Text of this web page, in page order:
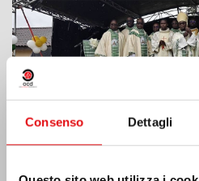
Consenso Dettagli